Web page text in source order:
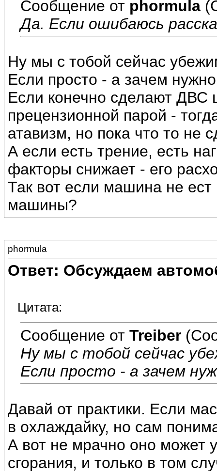
Сообщение от phormula
Да. Если ошибаюсь
Ну мы с тобой сейчас
Если просто - а зачем
Если конечно сделают ДВС
прецензионной парой -
атавизм, но пока что то не
А если есть трение, есть
факторы снижает - его
Так вот если машина не
машины?
phormula
Ответ: Обсуждаем
Цитата:
Сообщение от Treiber
Ну мы с тобой сейчас
Если просто - а зачем
Давай от практики. Если
в охлаждайку, но сам
А вот не мрачно оно может
сгорания, и только в том